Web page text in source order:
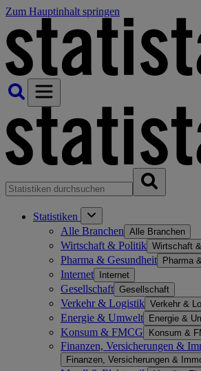
Zum Hauptinhalt springen
Statistiken
Alle Branchen Alle Branchen
Wirtschaft & Politik Wirtschaft
Pharma & Gesundheit Pharma
Internet Internet
Gesellschaft Gesellschaft
Verkehr & Logistik Verkehr &
Energie & Umwelt Energie &
Konsum & FMCG Konsum &
Finanzen, Versicherungen &
Finanzen, Versicherungen &